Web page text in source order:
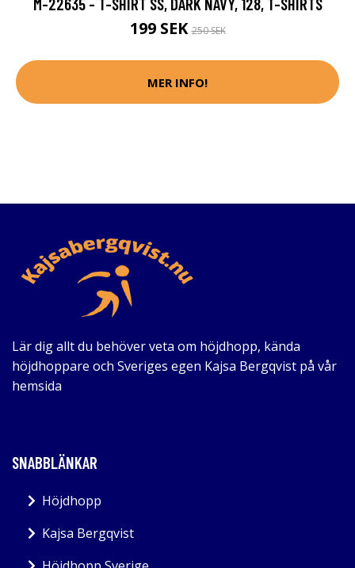
199 SEK250 SEK
MER INFO!
Lär dig allt du behöver veta om höjdhopp, kända
höjdhoppare och Sveriges egen Kajsa Bergqvist på vår
hemsida
SNABBLÄNKAR
Höjdhopp
Kajsa Bergqvist